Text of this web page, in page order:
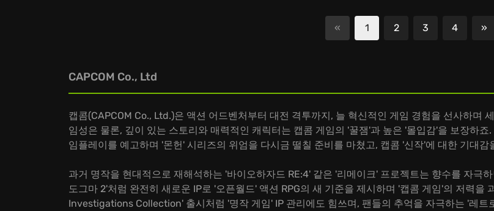
« 1 2 3 4 »
CAPCOM Co., Ltd
캡콤(CAPCOM Co., Ltd.)은 액션 어드벤처부터 대전 격투까지, 늘 혁신적인 게임 경험을 선사하며
임성은 물론, 깊이 있는 스토리와 매력적인 캐릭터는 캡콤 게임의 '꿀잼'과 높은 '몰입감'을 보장하
임플레이를 예고하며 '몬헌' 시리즈의 위엄을 다시금 떨칠 준비를 마쳤고, 캡콤 '신작'에 대한 기대
과거 명작을 현대적으로 재해석하는 '바이오하자드 RE:4' 같은 '리메이크' 프로젝트는 향수를 자극
도그마 2'처럼 완전히 새로운 IP로 '오픈월드' 액션 RPG의 새 기준을 제시하며 '캡콤 게임'의 저력
Investigations Collection' 출시처럼 '명작 게임' IP 관리에도 힘쓰며, 팬들의 추억을 자극하는 '레트